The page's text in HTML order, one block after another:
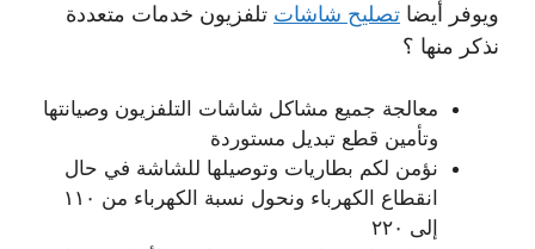
ويوفر أيضا تصليح شاشات تلفزيون خدمات متعددة
نذكر منها ؟
معالجة جميع مشاكل شاشات التلفزيون وصيانتها
وتأمين قطع تبديل مستوردة
نؤمن لكم بطاريات وتوصيلها للشاشة في حال
انقطاع الكهرباء ونحول نسبة الكهرباء من ١١٠
إلى ٢٢٠